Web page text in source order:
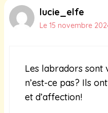
lucie_elfe
Le 15 novembre
Les labradors sont
n’est-ce pas? Ils
et d’affection!